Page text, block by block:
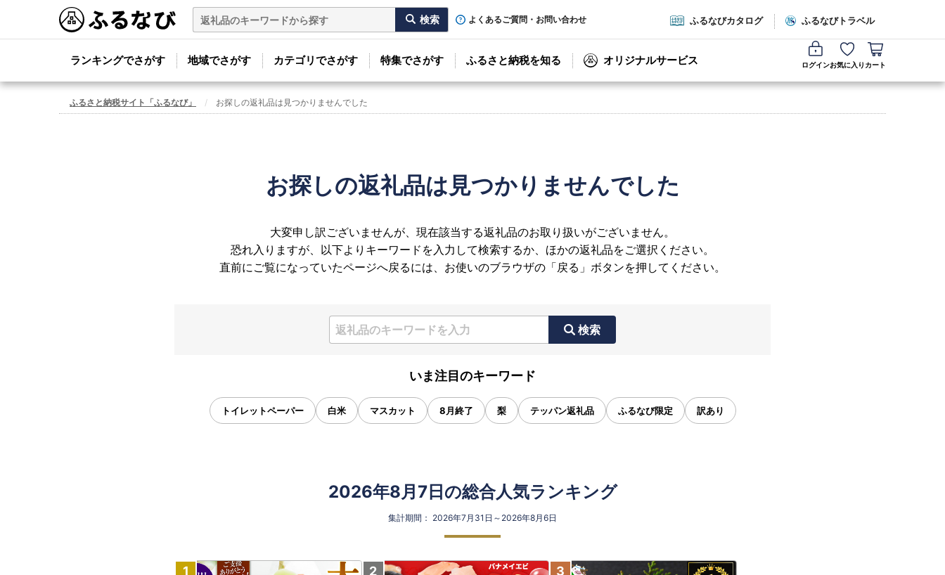
よくあるご質問・お問い合わせ ふるなびカタログ ふるなびトラベル
ランキングでさがす 地域でさがす カテゴリでさがす 特集でさがす ふるさと納税を知る オリジナルサービス ログインお気に入り カート
ふるさと納税サイト「ふるなび」 お探しの返礼品は見つかりませんでした
お探しの返礼品は見つかりませんでした
大変申し訳ございませんが、現在該当する返礼品のお取り扱いがございません。
恐れ入りますが、以下よりキーワードを入力して検索するか、ほかの返礼品をご選択ください。
直前にご覧になっていたページへ戻るには、お使いのブラウザの「戻る」ボタンを押してください。
検索
いま注目のキーワード
トイレットペーパー 白米 マスカット 8月終了 梨 テッパン返礼品 ふるなび限定 訳あり
2026年8月7日の総合人気ランキング
集計期間： 2026年7月31日～2026年8月6日